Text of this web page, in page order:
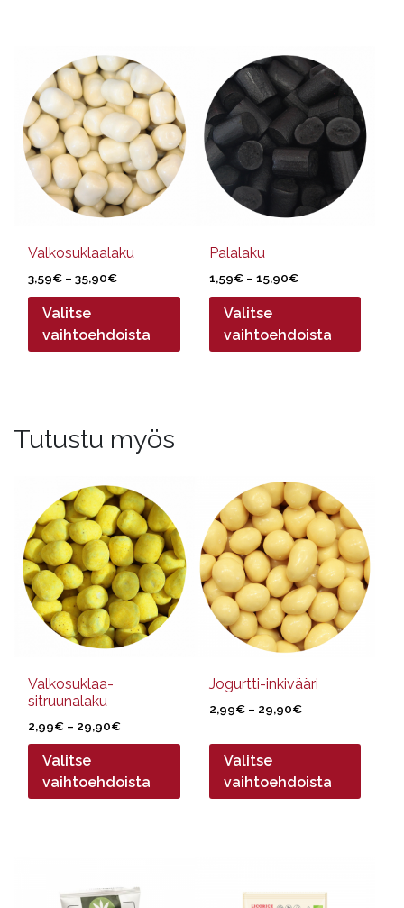
Valkosuklaalaku
3,59€ – 35,90€Hintaluokka:
3,59€
35,90€
Valitse
vaihtoehdoista
tuotteella
useampi
muunnelma.
Voit
tehdä
valinnat
sivulla.
Palalaku
1,59€ – 15,90€Hintaluokka:
1,59€
15,90€
Valitse
vaihtoehdoista
tuotteella
useampi
muunnelma.
Voit
tehdä
valinnat
sivulla.
Tutustu myös
Valkosuklaa-
sitruunalaku
2,99€ – 29,90€Hintaluokka:
2,99€
29,90€
Valitse
vaihtoehdoista
tuotteella
useampi
muunnelma.
Voit
tehdä
valinnat
sivulla.
Jogurtti-inkivääri
2,99€ – 29,90€Hintaluokka:
-
Valitse
vaihtoehdoista
tuotteella
on
useampi
muunnelma.
Voit
tehdä
valinnat
sivulla.